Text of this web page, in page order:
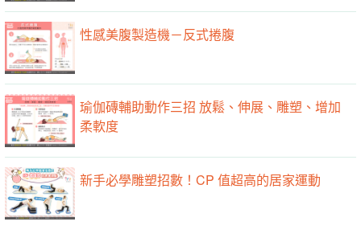
性感美腹製造機－反式捲腹
瑜伽磚輔助動作三招 放鬆、伸展、雕塑、增加
柔軟度
新手必學雕塑招數！CP 值超高的居家運動